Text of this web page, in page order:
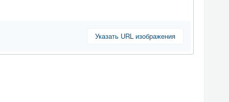
Указать URL изображения